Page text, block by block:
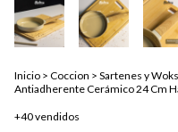
Inicio > Coccion > Sartenes y Woks
Antiadherente Cerámico 24 Cm
+40 vendidos